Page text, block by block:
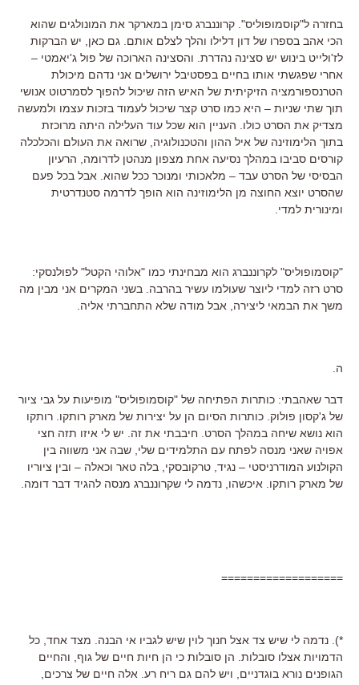
בחזרה ל"קוסמופוליס". קרוננברג סימן במארקר את המונולגים שהוא
הכי אהב בספרו של דון דלילו והלך לצלם אותם. גם כאן, יש הברקות
לז'ולייט בינוש יש סצינה נהדרת. והסצינה הארוכה של פול ג'יאמטי –
אחרי שפגשתי אותו בחיים בפסטיבל ירושלים אני נדהם מיכולת
הטרנספורמציה הזיקיתית של האיש הזה שיכול להפוך לסמרטוט אנושי
תוך שתי שניות – היא כמו סרט קצר שיכול לעמוד בזכות עצמו ולמעשה
מצדיק את הסרט כולו. העניין הוא שכל עוד העלילה היתה מרוכזת
בתוך הלימוזינה של איל ההון והטכנולוגיה, שרואה את העולם והכלכלה
קורסים סביבו במהלך נסיעה אחת מצפון מנהטן לדרומה, הרעיון
הבסיסי של הסרט עבד – מלאכותי ומנוכר ככל שהוא. אבל בכל פעם
שהסרט יוצא החוצה מן הלימוזינה הוא הופך לדרמה סטנדרטית
ומינורית למדי.
"קוסמופוליס" לקרוננברג הוא מבחינתי כמו "אלוהי הקטל" לפולנסקי:
סרט רזה למדי ליוצר שעולמו עשיר בהרבה. בשני המקרים אני מבין מה
משך את הבמאי ליצירה, אבל מודה שלא התחברתי אליה.
ה.
דבר שאהבתי: כותרות הפתיחה של "קוסמופוליס" מופיעות על גבי ציור
של ג'קסון פולוק. כותרות הסיום הן על יצירות של מארק רותקו. רותקו
הוא נושא שיחה במהלך הסרט. חיבבתי את זה. יש לי איזו תזה חצי
אפויה שאני מנסה לפתח עם התלמידים שלי, שבה אני משווה בין
הקולנוע המודרניסטי – נגיד, טרקובסקי, בלה טאר וכאלה – ובין ציוריו
של מארק רותקו. איכשהו, נדמה לי שקרוננברג מנסה להגיד דבר דומה.
===================
*). נדמה לי שיש צד אצל חנוך לוין שיש לגביו אי הבנה. מצד אחד, כל
הדמויות אצלו סובלות. הן סובלות כי הן חיות חיים של גוף, והחיים
הגופנים נורא בוגדניים, ויש להם גם ריח רע. אלה חיים של צרכים,